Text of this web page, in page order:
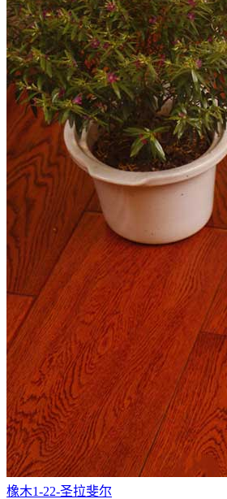
橡木1-22-圣拉斐尔